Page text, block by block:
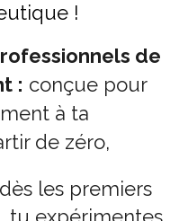
!
de
: conçue pour
à ta
de zéro,
dès les premiers